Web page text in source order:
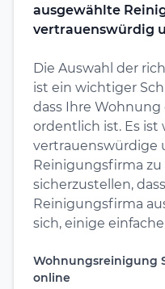
ausgewählte
vertrauenswürdig
Die Auswahl der
ist ein wichtiger
dass Ihre Wohnung
ordentlich ist. Es ist
vertrauenswürdige
Reinigungsfirma
sicherzustellen,
Reinigungsfirma
sich, einige
Wohnungsreinigung
online